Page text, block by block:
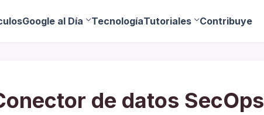
Google al Día TecnologíaTutoriales Contribuye
de datos SecOps